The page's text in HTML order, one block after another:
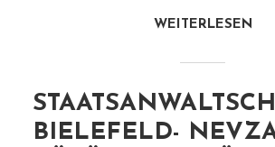
WEITERLESEN
BIELEFELD-